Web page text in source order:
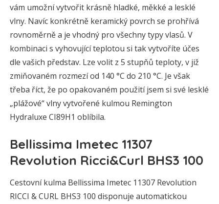
vám umožní vytvořit krásně hladké, měkké a lesklé
vlny. Navíc konkrétně keramický povrch se prohřívá
rovnoměrně a je vhodný pro všechny typy vlasů. V
kombinaci s vyhovující teplotou si tak vytvoříte účes
dle vašich představ. Lze volit z 5 stupňů teploty, v již
zmiňovaném rozmezí od 140 °C do 210 °C. Je však
třeba říct, že po opakovaném použití jsem si své lesklé
„plážové“ vlny vytvořené kulmou Remington
Hydraluxe CI89H1 oblíbila.
Bellissima Imetec 11307
Revolution Ricci&Curl BHS3 100
Cestovní kulma Bellissima Imetec 11307 Revolution
RICCI & CURL BHS3 100 disponuje automatickou